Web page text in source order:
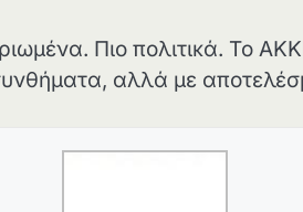
Πιο πολιτικά. Το
αλλά με